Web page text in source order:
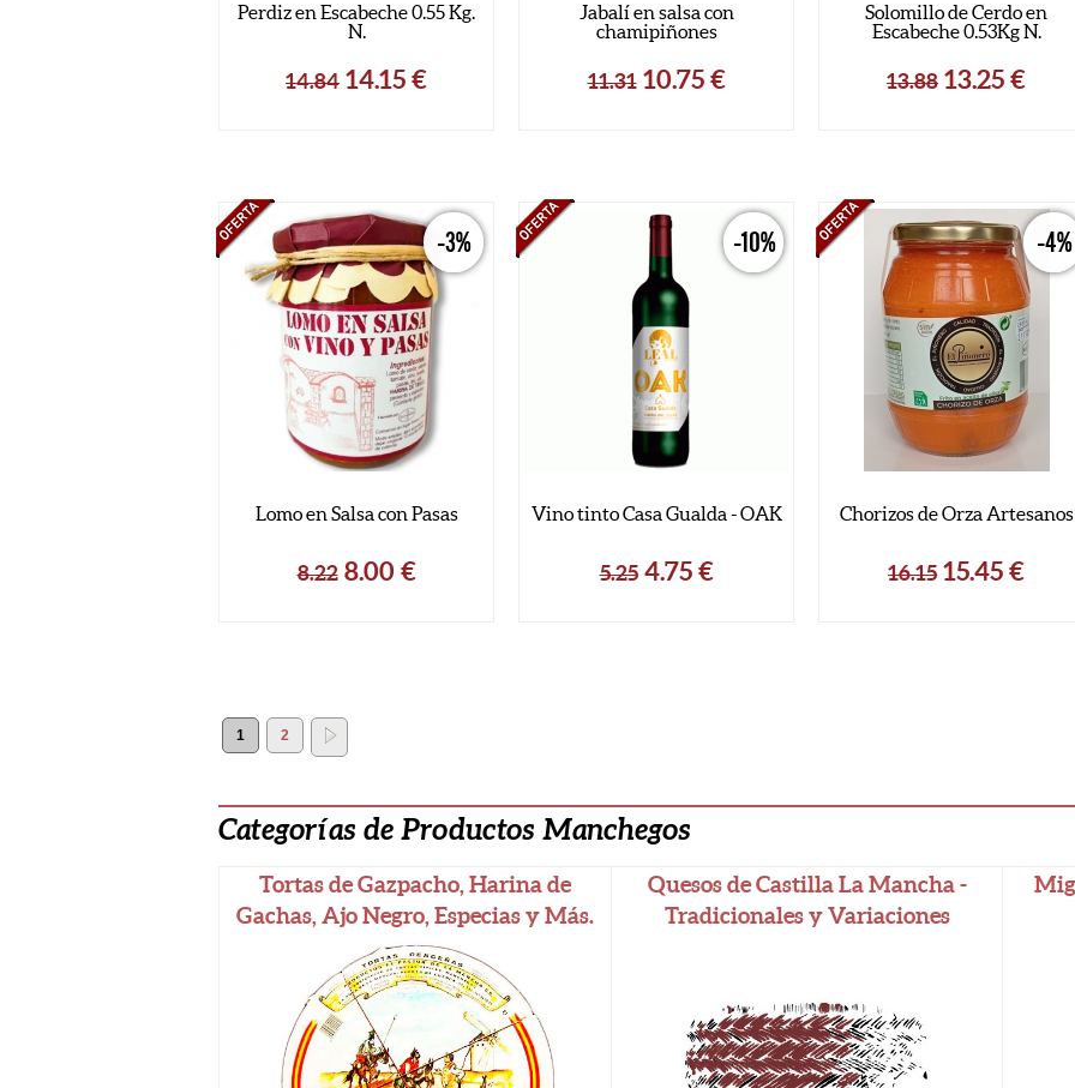
Perdiz en Escabeche 0.55 Kg.
N.
14.84 14.15 €
Jabalí en salsa con
chamipiñones
11.31 10.75€
Solomillo de Cerdo en
Escabeche 0.53Kg N.
13.88 13.25 €
-3%
Lomo en Salsa con Pasas
8.22 8.00 €
-10%
Vino tinto Casa Gualda - OAK
5.25 4.75€
-4%
Chorizos de Orza Artesanos
16.15 15.45 €
1 2
Categorías de Productos Manchegos
Tortas de Gazpacho, Harina de
Gachas, Ajo Negro, Especias y Más.
Quesos de Castilla La Mancha -
Tradicionales y Variaciones